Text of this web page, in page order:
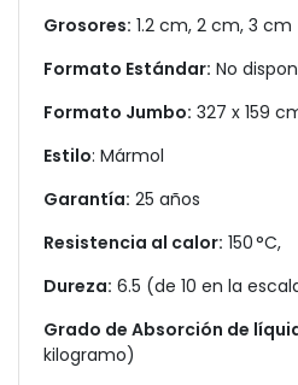
Grosores: 1.2 cm, 2 cm, 3 cm
Formato Estándar: No
Formato Jumbo: 327 x 159
Estilo: Mármol
Garantía: 25 años
Resistencia al calor: 150 °C,
Dureza: 6.5 (de 10 en la
Grado de Absorción de
kilogramo)